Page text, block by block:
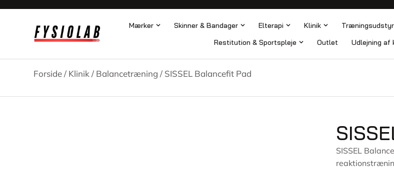
Mærker Skinner & Bandager Elterapi Klinik Træningsudstyr
Restitution & Sportspleje
Outlet Udlejning af
Forside/ Klinik / Balancetræning / SISSEL Balancefit Pad
SISSEL